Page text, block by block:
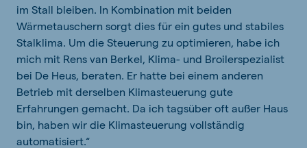
im Stall bleiben. In Kombination mit beiden
Wärmetauschern sorgt dies für ein gutes und stabiles
Stalklima. Um die Steuerung zu optimieren, habe ich
mich mit Rens van Berkel, Klima- und Broilerspezialist
bei De Heus, beraten. Er hatte bei einem anderen
Betrieb mit derselben Klimasteuerung gute
Erfahrungen gemacht. Da ich tagsüber oft außer Haus
bin, haben wir die Klimasteuerung vollständig
automatisiert.“